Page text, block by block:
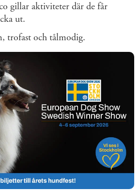
gillar aktiviteter där de får
ut.
trofast och tålmodig.